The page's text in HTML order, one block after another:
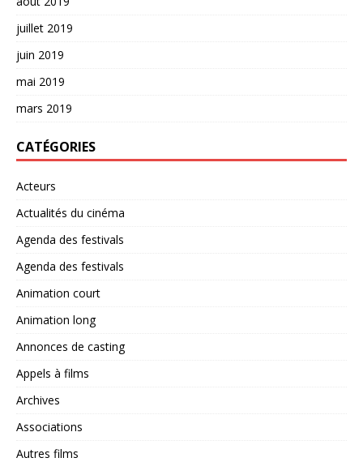
juillet 2019
juin 2019
mai 2019
mars 2019
CATÉGORIES
Acteurs
Actualités du cinéma
Agenda des festivals
Agenda des festivals
Animation court
Animation long
Annonces de casting
Appels à films
Archives
Associations
Autres films